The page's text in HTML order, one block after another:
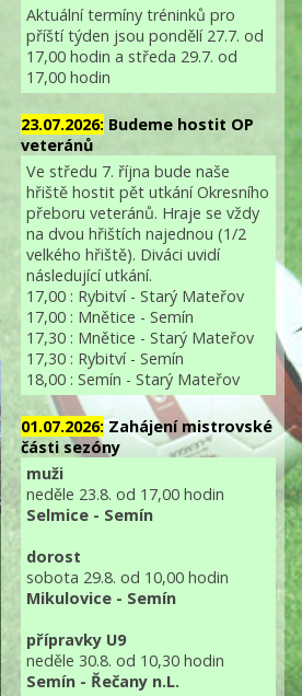
Aktuální termíny tréninků pro
příští týden jsou pondělí 27.7. od
17,00 hodin a středa 29.7. od
17,00 hodin
23.07.2026: Budeme hostit OP
veteránů
Ve středu 7. října bude naše
hřiště hostit pět utkání Okresního
přeboru veteránů. Hraje se vždy
na dvou hřištích najednou (1/2
velkého hřiště). Diváci uvidí
následující utkání.
17,00 : Rybitví - Starý Mateřov
17,00 : Mnětice - Semín
17,30 : Mnětice - Starý Mateřov
17,30 : Rybitví - Semín
18,00 : Semín - Starý Mateřov
01.07.2026: Zahájení mistrovské
části sezóny
muži
neděle 23.8. od 17,00 hodin
Selmice - Semín
dorost
sobota 29.8. od 10,00 hodin
Mikulovice - Semín
přípravky U9
neděle 30.8. od 10,30 hodin
Semín - Řečany n.L.